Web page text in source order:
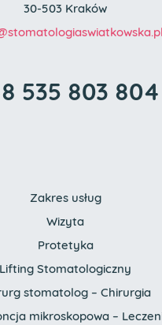
30-503 Kraków
swiatkowska.pl
535 803 804
Zakres usług
Wizyta
Protetyka
Lifting Stomatologiczny
stomatolog – Chirurgia
mikroskopowa –